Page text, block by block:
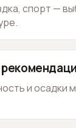
спорт —
и осадки